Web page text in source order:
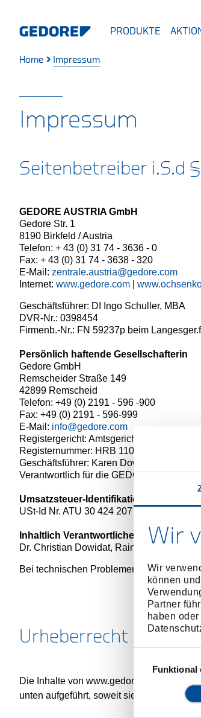
Wir
Wir
können
Partner
haben
Funktional
PRODUKTE
Home Impressum
Impressum
Seitenbetreiber i.S.d
GEDORE AUSTRIA GmbH
Gedore Str. 1
8190 Birkfeld / Austria
Telefon: + 43 (0) 31 74 - 3636 - 0
Fax: + 43 (0) 31 74 - 3638 - 320
E-Mail: zentrale.austria@gedore.com
Internet: www.gedore.com
Geschäftsführer: DI Ingo Schuller, MBA
DVR-Nr.: 0398454
Firmenb.-Nr.: FN 59237p beim
Persönlich haftende Gesellschafterin
Gedore GmbH
Remscheider Straße 149
42899 Remscheid
Telefon: +49 (0) 2191 - 596 -900
Fax: +49 (0) 2191 - 596-999
E-Mail: info@gedore.com
Registergericht: Amtsgericht Wuppertal
Registernummer: HRB 11091
Geschäftsführer: Karen Dowidat, Dr.
Verantwortlich für die GEDORE
Umsatzsteuer-Identifikationsnummer
USt-Id Nr. ATU 30 424 207
Inhaltlich Verantwortlicher gemäß § 18
Dr. Christian Dowidat, Rainer Bröcher
Bei technischen Problemen kontaktieren
Urheberrecht und
Die Inhalte von www.gedore.com sind -
unten aufgeführt, soweit sie nicht selbst